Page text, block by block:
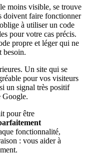
moins visible, se trouve
doivent faire fonctionner
à utiliser un code
pour votre cas précis.
propre et léger qui ne
besoin.
Un site qui se
pour vos visiteurs
un signal très positif
Google.
pour être
fonctionnalité,
: vous aider à